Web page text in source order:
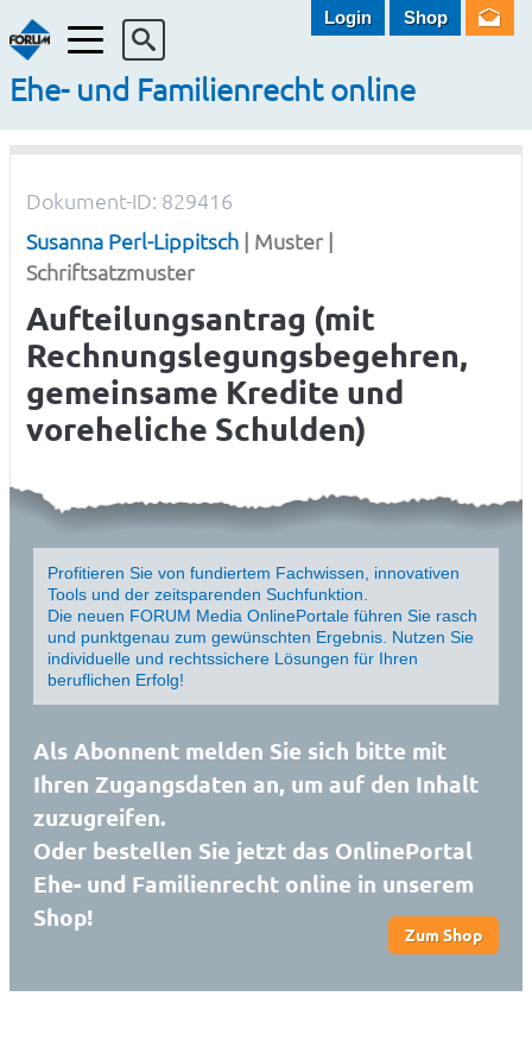
Menü
Ehe- und Familienrecht online
Login Shop
Dokument-ID: 829416
Susanna Perl-Lippitsch| Muster |
Schriftsatzmuster
Aufteilungsantrag (mit
Rechnungslegungsbegehren,
gemeinsame Kredite und
voreheliche Schulden)
Profitieren Sie von fundiertem Fachwissen, innovativen
Tools und der zeitsparenden Suchfunktion.
Die neuen FORUM Media OnlinePortale führen Sie rasch
und punktgenau zum gewünschten Ergebnis. Nutzen Sie
individuelle und rechtssichere Lösungen für Ihren
beruflichen Erfolg!
Als Abonnent melden Sie sich bitte mit
Ihren Zugangsdaten an, um auf den Inhalt
zuzugreifen.
Oder bestellen Sie jetzt das OnlinePortal
Ehe- und Familienrecht online in unserem
Shop!
Zum Shop